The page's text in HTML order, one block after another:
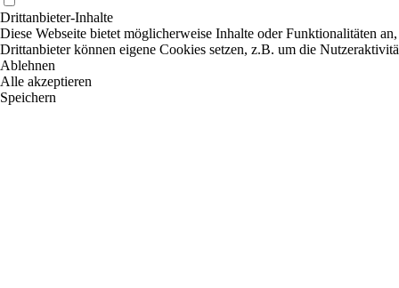
Drittanbieter-Inhalte
Diese Webseite bietet möglicherweise Inhalte oder Funktionalitäten
Drittanbieter können eigene Cookies setzen, z.B. um die
Ablehnen
Alle akzeptieren
Speichern